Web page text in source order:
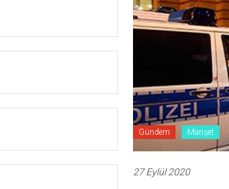
Gündem Manşet
27 Eylül 2020